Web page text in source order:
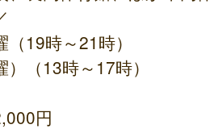
（19時～21時）
）（13時～17時）
円